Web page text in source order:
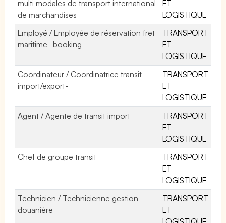
multi modales de transport international
de marchandises
ET
LOGISTIQUE
Employé / Employée de réservation fret
maritime -booking-
TRANSPORT
ET
LOGISTIQUE
Coordinateur / Coordinatrice transit -
import/export-
TRANSPORT
ET
LOGISTIQUE
Agent / Agente de transit import
TRANSPORT
ET
LOGISTIQUE
Chef de groupe transit
TRANSPORT
ET
LOGISTIQUE
Technicien / Technicienne gestion
douanière
TRANSPORT
ET